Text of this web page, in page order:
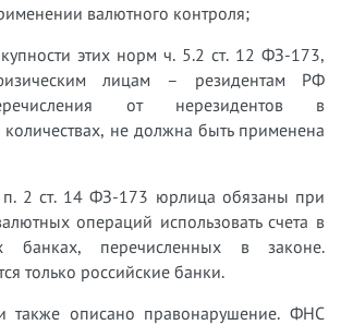
валютного контроля;
этих норм ч. 5.2 ст. 12 ФЗ-173,
лицам – резидентам РФ
от нерезидентов в
не должна быть применена
п. 2 ст. 14 ФЗ-173 юрлица обязаны при
операций использовать счета в
банках, перечисленных в законе.
только российские банки.
также описано правонарушение. ФНС